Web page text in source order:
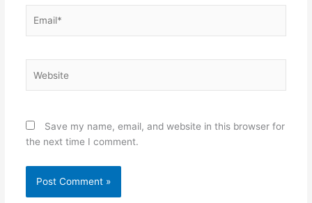
Save my name, email, and website in this browser for
the next time I comment.